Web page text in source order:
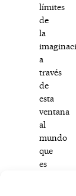
límites
de
la
a
través
de
esta
ventana
al
mundo
que
es